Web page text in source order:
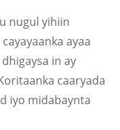
nugul yihiin
ayaa
in ay
caaryada
iyo midabaynta